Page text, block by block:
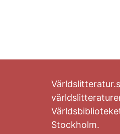
Stockholm.